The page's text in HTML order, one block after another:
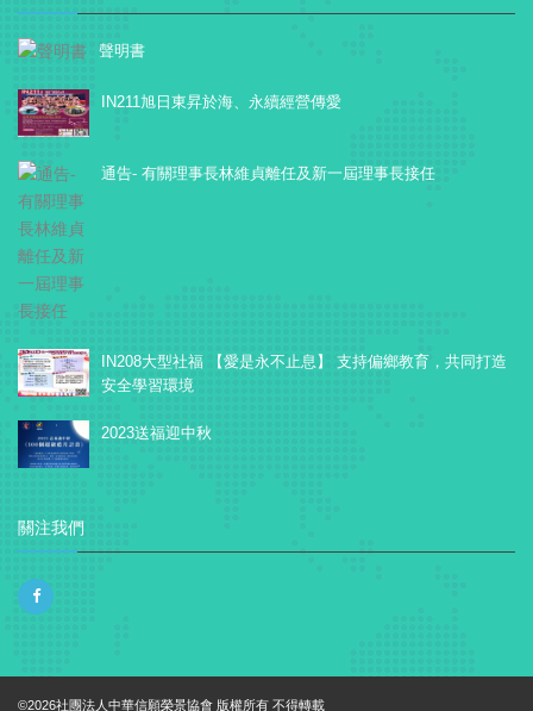
聲明書
IN211旭日東昇於海、永續經營傳愛
通告- 有關理事長林維貞離任及新一屆理事長接任
IN208大型社福 【愛是永不止息】 支持偏鄉教育，共同打造
安全學習環境
2023送福迎中秋
關注我們
©2026社團法人中華信願榮景協會 版權所有 不得轉載